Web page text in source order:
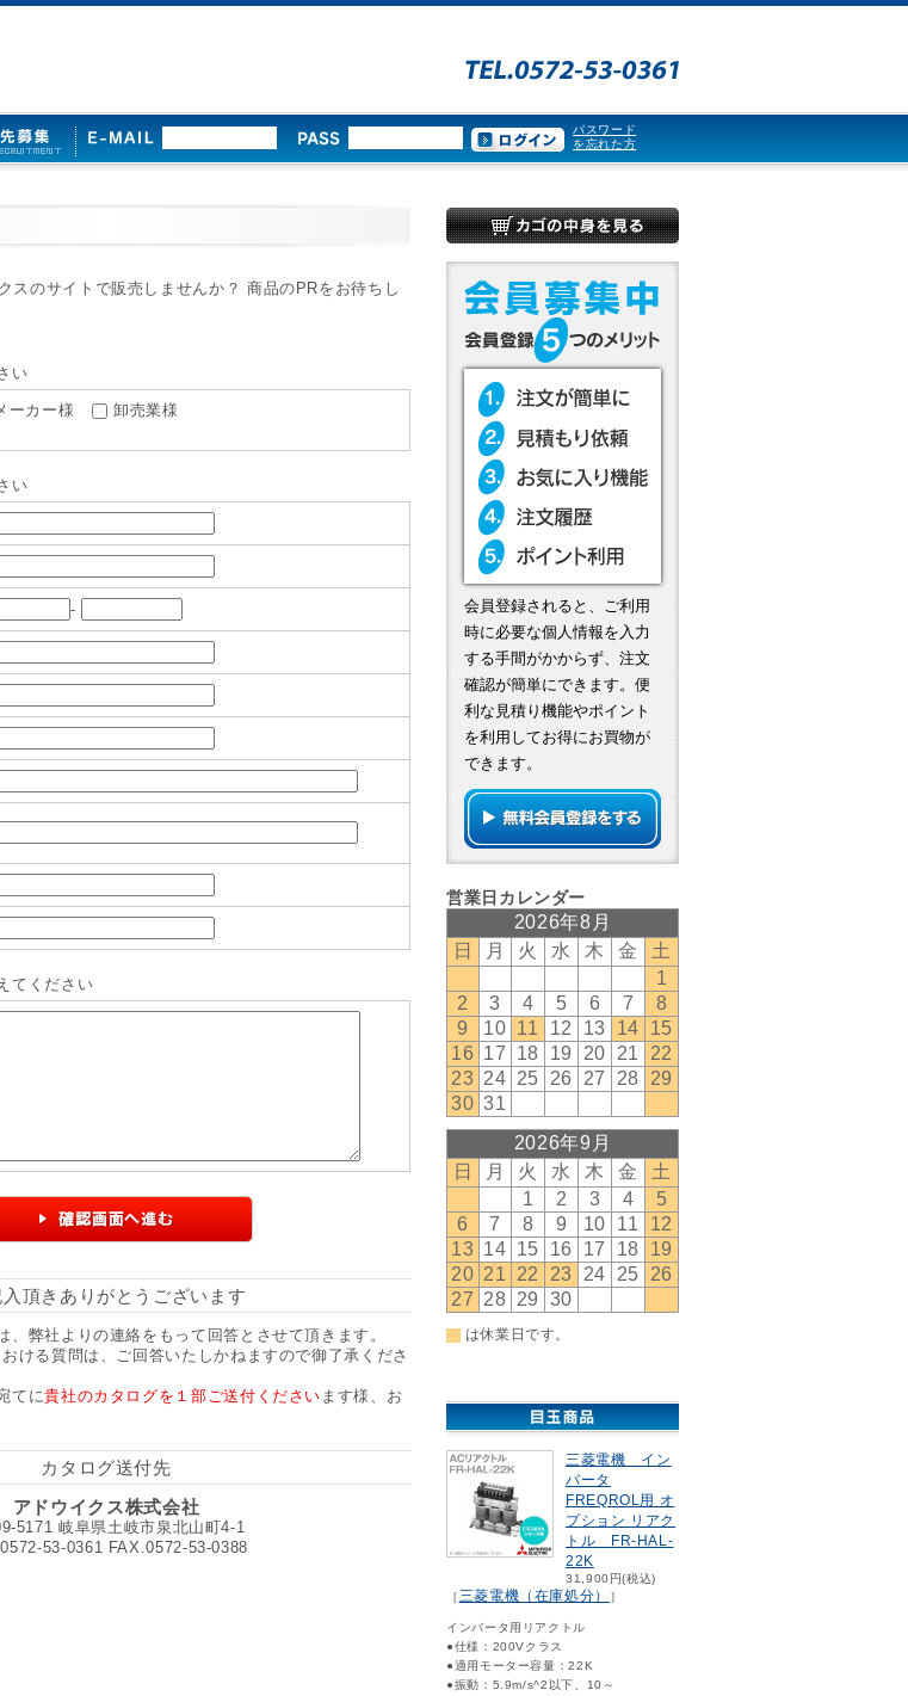
パスワード
を忘れた方
スのサイトで販売しませんか？ 商品のPRをお待ちし
い
ーカー様 卸売業様
い
-
てください
入頂きありがとうございます
、弊社よりの連絡をもって回答とさせて頂きます。
ける質問は、ご回答いたしかねますので御了承くださ
てに貴社のカタログを１部ご送付ください ます様、お
カタログ送付先
アドウイクス株式会社
5171 岐阜県土岐市泉北山町4-1
53-0361 FAX.0572-53-0388
会員登録されると、ご利用
時に必要な個人情報を入力
する手間がかからず、注文
確認が簡単にできます。便
利な見積り機能やポイント
を利用してお得にお買物が
できます。
三菱電機 イン
バータ
FREQROL用 オ
プション リアク
トル FR-HAL-
22K
31,900円(税込)
［三菱電機（在庫処分） ］
インバータ用リアクトル
●仕様：200Vクラス
●適用モーター容量：22K
●振動：5.9m/s^2以下、10～